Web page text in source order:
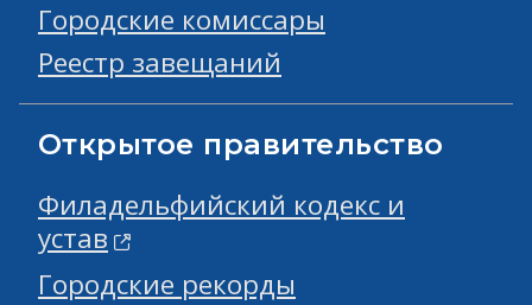
Городские комиссары
Реестр завещаний
Открытое правительство
Филадельфийский кодекс и
устав
Городские рекорды